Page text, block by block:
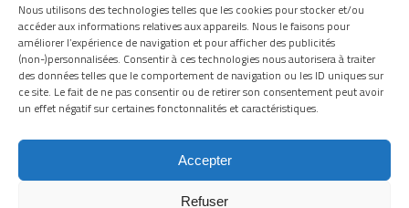
Nous utilisons des technologies telles que les cookies pour stocker et/ou
accéder aux informations relatives aux appareils. Nous le faisons pour
améliorer l’expérience de navigation et pour afficher des publicités
(non-)personnalisées. Consentir à ces technologies nous autorisera à traiter
des données telles que le comportement de navigation ou les ID uniques sur
ce site. Le fait de ne pas consentir ou de retirer son consentement peut avoir
un effet négatif sur certaines fonctonnalités et caractéristiques.
Accepter
Refuser
http://www.ibo.org/fr/.